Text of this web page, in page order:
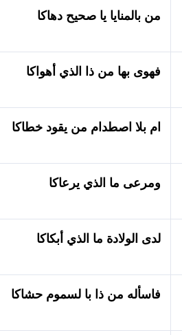
من بالمنايا يا صحيح دهاكا
فهوى بها من ذا الذي أهواكا
ام بلا اصطدام من يقود خطاكا
ومرعى ما الذي يرعاكا
لدى الولادة ما الذي أبكاكا
فاسأله من ذا با لسموم حشاكا